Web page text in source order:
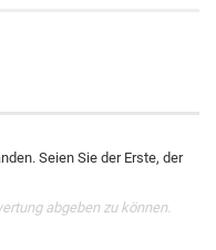
Seien Sie der Erste, der
abgeben zu können.